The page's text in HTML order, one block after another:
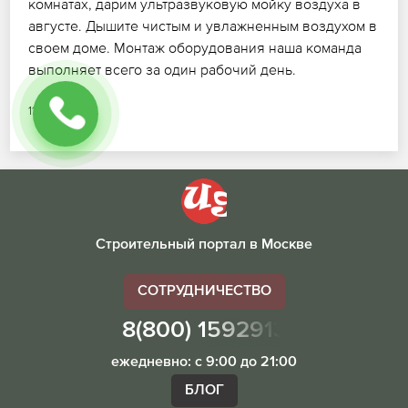
комнатах, дарим ультразвуковую мойку воздуха в
августе. Дышите чистым и увлажненным воздухом в
своем доме. Монтаж оборудования наша команда
выполняет всего за один рабочий день.
11.07.2026
Строительный портал в Москве
СОТРУДНИЧЕСТВО
8(800) 1592913
ежедневно: с 9:00 до 21:00
БЛОГ